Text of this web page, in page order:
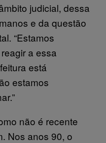
judicial, dessa
e da questão
“Estamos
a essa
está
estamos
não é recente
Nos anos 90, o